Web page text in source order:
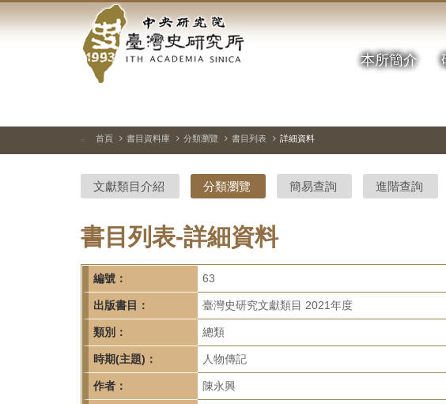
到
中
央
研
院-
臺
灣
史
研
究
所-
首
頁
本所簡介
::: 首頁 書目資料庫 分類瀏覽 書目列表 詳細資料
文獻類目介紹 分類瀏覽 簡易查詢 進階查詢
書目列表-詳細資料
編號： 63
出版書目： 臺灣史研究文獻類目 2021年度
類別： 總類
時期(主題)： 人物傳記
作者： 陳永興